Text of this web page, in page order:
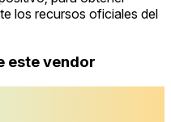
los recursos oficiales del
este vendor